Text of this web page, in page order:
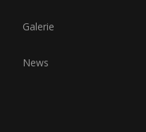
Galerie
News